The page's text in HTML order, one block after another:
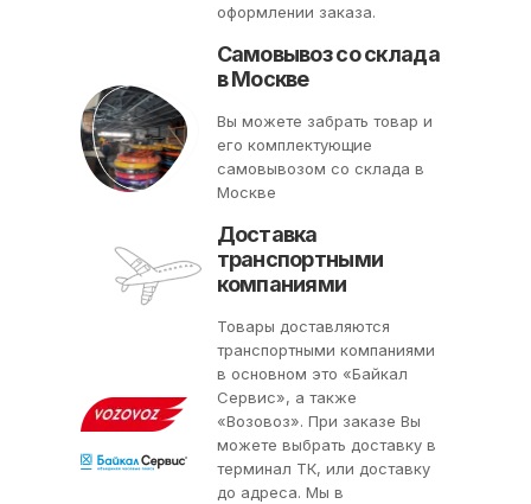
оформлении заказа.
Самовывоз со склада
в Москве
Вы можете забрать товар и
его комплектующие
самовывозом со склада в
Москве
Доставка
транспортными
компаниями
Товары доставляются
транспортными компаниями
в основном это «Байкал
Сервис», а также
«Возовоз». При заказе Вы
можете выбрать доставку в
терминал ТК, или доставку
до адреса. Мы в